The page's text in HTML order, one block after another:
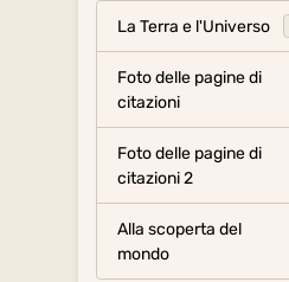
La Terra e l'Universo
Foto delle pagine di
citazioni
Foto delle pagine di
citazioni 2
Alla scoperta del
mondo